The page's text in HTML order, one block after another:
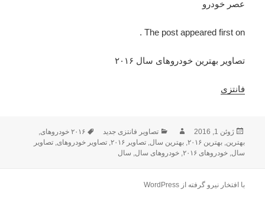
عصر خودرو
The post appeared first on .
تصاویر بهترین خودروهای سال ۲۰۱۶
فانتزی
ارسال
شده
در
ژوئن 1, 2016 نویسندهدسته‌ها
تصاویر فانتزی جدید برچسب‌ها
۲۰۱۶ خودروهای
,
بهترین,بهترین ۲۰۱۶ ,بهترین سال,تصاویر ۲۰۱۶ ,تصاویر خودروهای,تصاویر
سال,خودروهای ۲۰۱۶ ,خودروهای سال, سال
با افتخار نیرو گرفته از WordPress